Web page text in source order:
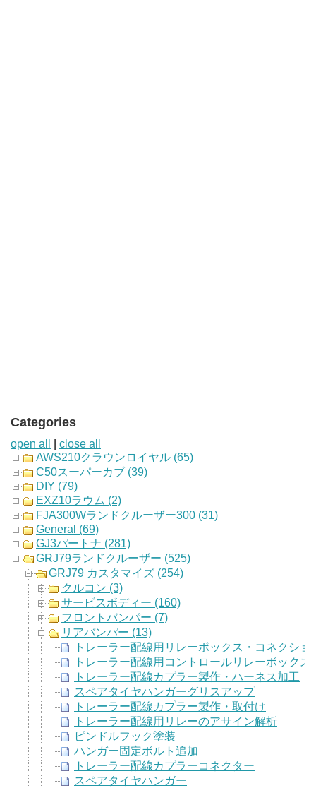
Categories
open all
close all
AWS210クラウンロイヤル (65)
C50スーパーカブ (39)
DIY (79)
EXZ10ラウム (2)
FJA300Wランドクルーザー300 (31)
General (69)
GJ3パートナ (281)
GRJ79ランドクルーザー (525)
GRJ79 カスタマイズ (254)
クルコン (3)
サービスボディー (160)
フロントバンパー (7)
リアバンパー (13)
トレーラー配線用リレーボックス・コネクシ
トレーラー配線用コントロールリレーボックス
トレーラー配線カプラー製作・ハーネス加工
スペアタイヤハンガーグリスアップ
トレーラー配線カプラー製作・取付け
トレーラー配線用リレーのアサイン解析
ピンドルフック塗装
ハンガー固定ボルト追加
トレーラー配線カプラーコネクター
スペアタイヤハンガー